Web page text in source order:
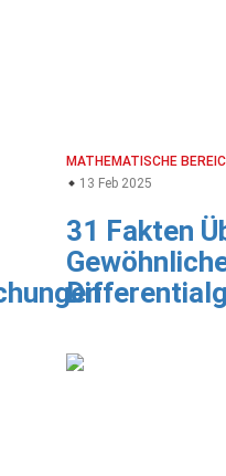
MATHEMATISCHE
13 Feb 2025
31 Fakten